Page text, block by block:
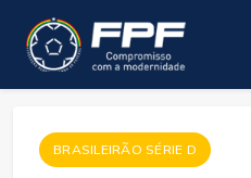
BRASILEIRÃO SÉRIE D